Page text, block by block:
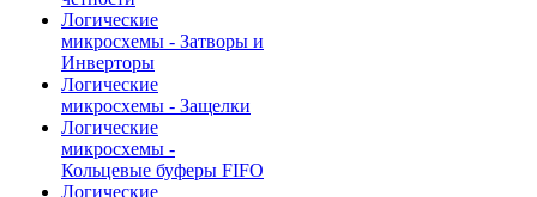
Логические
микросхемы - Затворы и
Инверторы
Логические
микросхемы - Защелки
Логические
микросхемы -
Кольцевые буферы FIFO
Логические